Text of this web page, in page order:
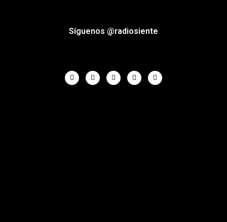
Síguenos @radiosiente